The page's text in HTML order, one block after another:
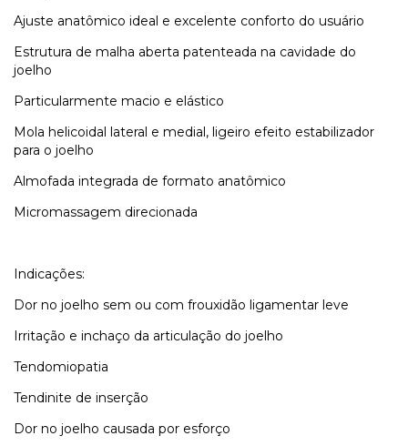
Ajuste anatômico ideal e excelente conforto do usuário
Estrutura de malha aberta patenteada na cavidade do
joelho
Particularmente macio e elástico
Mola helicoidal lateral e medial, ligeiro efeito estabilizador
para o joelho
Almofada integrada de formato anatômico
Micromassagem direcionada
Indicações:
Dor no joelho sem ou com frouxidão ligamentar leve
Irritação e inchaço da articulação do joelho
Tendomiopatia
Tendinite de inserção
Dor no joelho causada por esforço